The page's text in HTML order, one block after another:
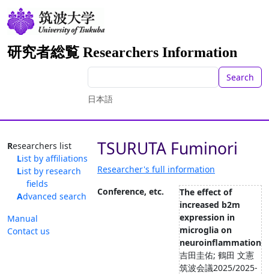
研究者総覧 Researchers Information
Search
日本語
Researchers list
List by affiliations
List by research
fields
Advanced search
Manual
Contact us
TSURUTA Fuminori
Researcher's full information
Conference, etc.
The effect of
increased b2m
expression in
microglia on
neuroinflammation
吉田圭佑; 鶴田 文憲
筑波会議2025/2025-